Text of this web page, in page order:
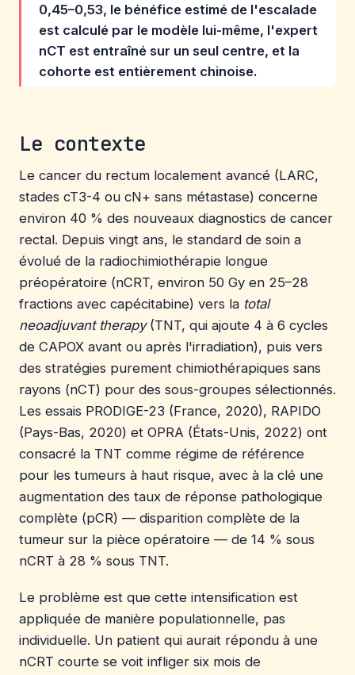
0,45–0,53, le bénéfice estimé de l'escalade
est calculé par le modèle lui-même, l'expert
nCT est entraîné sur un seul centre, et la
cohorte est entièrement chinoise.
Le contexte
Le cancer du rectum localement avancé (LARC,
stades cT3-4 ou cN+ sans métastase) concerne
environ 40 % des nouveaux diagnostics de cancer
rectal. Depuis vingt ans, le standard de soin a
évolué de la radiochimiothérapie longue
préopératoire (nCRT, environ 50 Gy en 25–28
fractions avec capécitabine) vers la total
neoadjuvant therapy(TNT, qui ajoute 4 à 6 cycles
de CAPOX avant ou après l'irradiation), puis vers
des stratégies purement chimiothérapiques sans
rayons (nCT) pour des sous-groupes sélectionnés.
Les essais PRODIGE-23 (France, 2020), RAPIDO
(Pays-Bas, 2020) et OPRA (États-Unis, 2022) ont
consacré la TNT comme régime de référence
pour les tumeurs à haut risque, avec à la clé une
augmentation des taux de réponse pathologique
complète (pCR) — disparition complète de la
tumeur sur la pièce opératoire — de 14 % sous
nCRT à 28 % sous TNT.
Le problème est que cette intensification est
appliquée de manière populationnelle, pas
individuelle. Un patient qui aurait répondu à une
nCRT courte se voit infliger six mois de